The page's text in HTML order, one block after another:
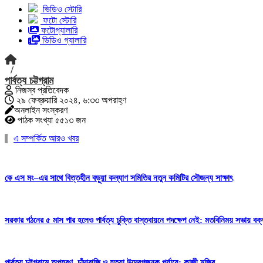
ভিডিও স্টোরি
ফটো স্টোরি
ফটোগ্যালারি
ভিডিও গ্যালারি
/
পার্বত্য চট্টগ্রাম
নিজস্ব প্রতিবেদক
২৯ ফেব্রুয়ারি ২০২৪, ৬:৩৩ অপরাহ্ণ
অনলাইন সংস্করণ
পাঠক সংখ্যা ৫৫১৩ জন
এ সম্পর্কিত আরও খবর
কে এস মং–এর সাথে বিত্তহীন বড়ুয়া কল্যাণ সমিতির নতুন কমিটির সৌজন্য সাক্ষাৎ
সরকার গঠনের ৫ মাস পার হলেও পার্বত্য চুক্তি বাস্তবায়নে পদক্ষেপ নেই: মতবিনিময় সভায়